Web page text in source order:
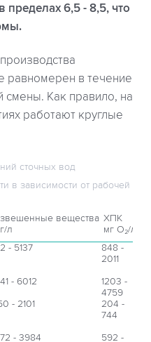
пределах 6,5 - 8,5, что
равномерен в течение
смены. Как правило, на
работают круглые
сточных вод
в зависимости от рабочей
вещества ХПК
л
мг О₂/л
- 5137
848 -
2011
- 6012
1203 -
4759
- 2101
204 -
744
- 3984 592 -